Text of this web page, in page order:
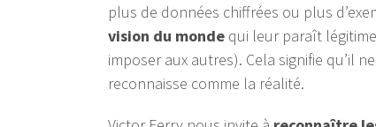
plus de données chiffrées ou plus
vision du monde qui leur paraît
imposer aux autres). Cela signifie qu’il
reconnaisse comme la réalité.